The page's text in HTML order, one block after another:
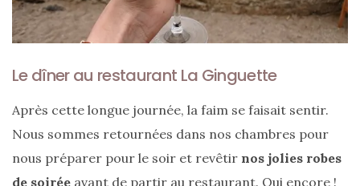
Le dîner au restaurant La Ginguette
Après cette longue journée, la faim se faisait sentir.
Nous sommes retournées dans nos chambres pour
nous préparer pour le soir et revêtir nos jolies robes
de soirée avant de partir au restaurant. Oui encore !